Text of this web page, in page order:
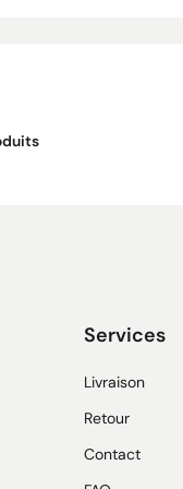
Services
Livraison
Retour
Contact